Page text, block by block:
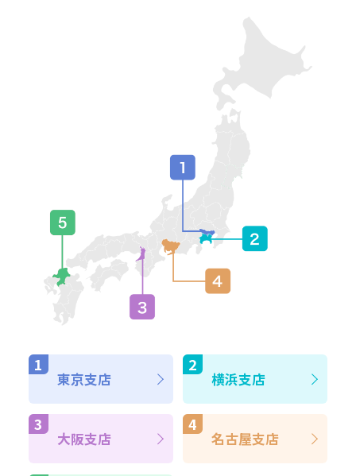
東京支店 横浜支店
大阪支店 名古屋支店